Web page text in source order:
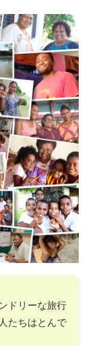
ドリーな旅行
たちはとんで